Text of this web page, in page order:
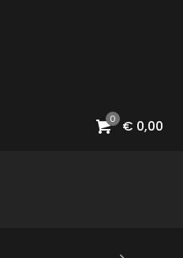
0 € 0,00